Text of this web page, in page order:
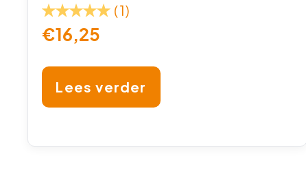
(1)
€16,25
Lees verder